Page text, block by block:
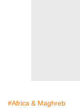
#Africa & Maghreb